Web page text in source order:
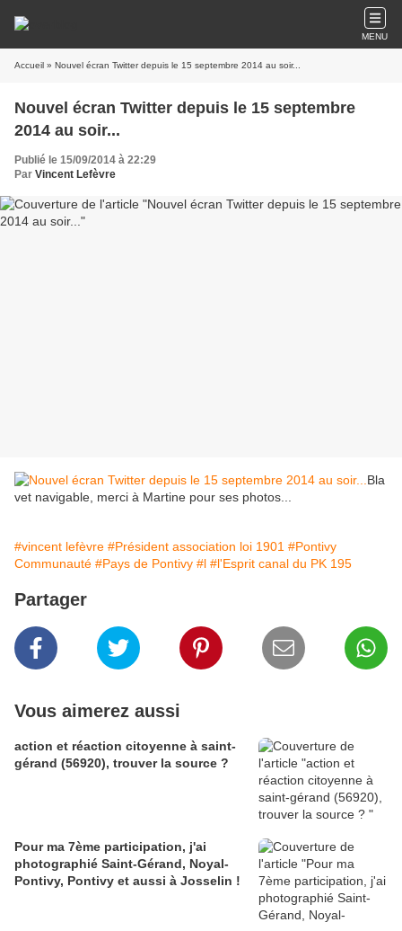
MENU
Accueil » Nouvel écran Twitter depuis le 15 septembre 2014 au soir...
Nouvel écran Twitter depuis le 15 septembre
2014 au soir...
Publié le 15/09/2014 à 22:29
Par Vincent Lefèvre
Bla
vet navigable, merci à Martine pour ses photos...
#vincent lefèvre #Président association loi 1901 #Pontivy
Communauté #Pays de Pontivy #l #l'Esprit canal du PK 195
Partager
Vous aimerez aussi
action et réaction citoyenne à saint-
gérand (56920), trouver la source ?
Pour ma 7ème participation, j'ai
photographié Saint-Gérand, Noyal-
Pontivy, Pontivy et aussi à Josselin !